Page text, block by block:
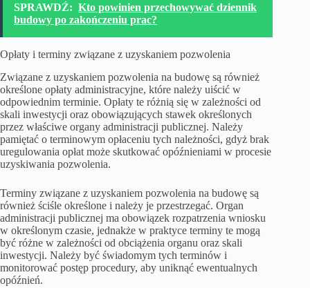
SPRAWDŹ: Kto powinien przechowywać dziennik
budowy po zakończeniu prac?
Opłaty i terminy związane z uzyskaniem pozwolenia
Związane z uzyskaniem pozwolenia na budowę są również
określone opłaty administracyjne, które należy uiścić w
odpowiednim terminie. Opłaty te różnią się w zależności od
skali inwestycji oraz obowiązujących stawek określonych
przez właściwe organy administracji publicznej. Należy
pamiętać o terminowym opłaceniu tych należności, gdyż brak
uregulowania opłat może skutkować opóźnieniami w procesie
uzyskiwania pozwolenia.
Terminy związane z uzyskaniem pozwolenia na budowę są
również ściśle określone i należy je przestrzegać. Organ
administracji publicznej ma obowiązek rozpatrzenia wniosku
w określonym czasie, jednakże w praktyce terminy te mogą
być różne w zależności od obciążenia organu oraz skali
inwestycji. Należy być świadomym tych terminów i
monitorować postęp procedury, aby uniknąć ewentualnych
opóźnień.